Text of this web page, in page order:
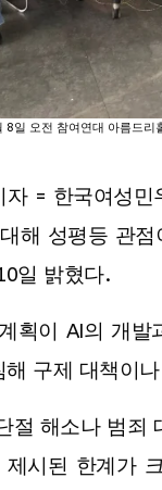
일 오전 참여연대 아름드리
자 = 한국여성
대해 성평등 관
일 밝혔다.
획이 AI의 개
구제 대책이
절 해소나 범죄
시된 한계가